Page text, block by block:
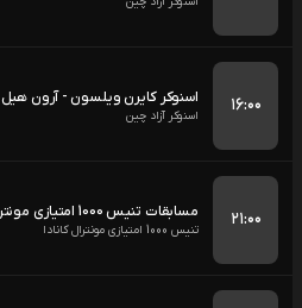
۱۶:۰۰ اسنوکر کایرن ویلسون - آرون هیل
اسنوکر آزاد چین
۲۱:۰۰ مسابقات تنیس 1000 امتیازی مونترال کانادا
تنیس 1000 امتیازی مونترال کانادا